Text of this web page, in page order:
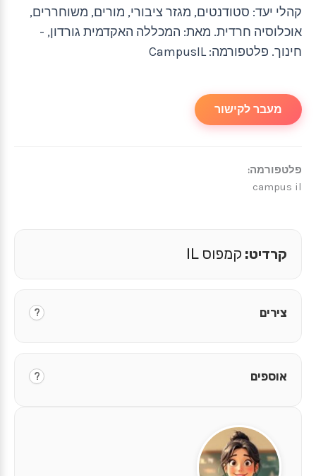
קהלי יעד: סטודנטים, מגזר ציבורי, מורים, משוחררים,
אוכלוסיה חרדית. מאת: המכללה האקדמית גורדון, -
חינוך. פלטפורמה: CampusIL
מעבר לקישור
פלטפורמה:
campus il
קרדיט: קמפוס IL
צירים ?
אוספים ?